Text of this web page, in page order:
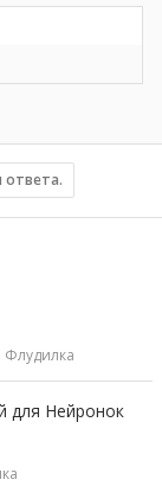
ответа.
Флудилка
для Нейронок